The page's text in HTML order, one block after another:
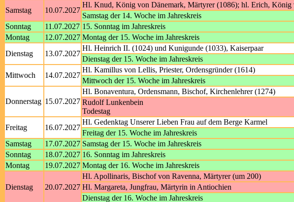
Samstag
10.07.2027
Hl. Knud, König von Dänemark, Märtyrer (1086); hl. Erich,
Samstag der 14. Woche im Jahreskreis
Sonntag
11.07.2027 15. Sonntag im Jahreskreis
Montag
12.07.2027 Montag der 15. Woche im Jahreskreis
Dienstag
13.07.2027
Hl. Heinrich II. (1024) und Kunigunde (1033), Kaiserpaar
Dienstag der 15. Woche im Jahreskreis
Mittwoch
14.07.2027
Hl. Kamillus von Lellis, Priester, Ordensgründer (1614)
Mittwoch der 15. Woche im Jahreskreis
Donnerstag 15.07.2027
Hl. Bonaventura, Ordensmann, Bischof, Kirchenlehrer (1274)
Rudolf Lunkenbein
Todestag
Freitag
16.07.2027
Hl. Gedenktag Unserer Lieben Frau auf dem Berge Karmel
Freitag der 15. Woche im Jahreskreis
Samstag
17.07.2027 Samstag der 15. Woche im Jahreskreis
Sonntag
18.07.2027 16. Sonntag im Jahreskreis
Montag
19.07.2027 Montag der 16. Woche im Jahreskreis
Dienstag 20.07.2027
Hl. Apollinaris, Bischof von Ravenna, Märtyrer (um 200)
Hl. Margareta, Jungfrau, Märtyrin in Antiochien
Dienstag der 16. Woche im Jahreskreis